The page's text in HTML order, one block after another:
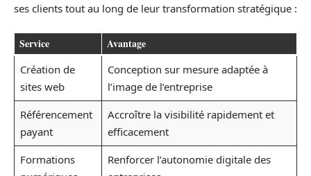
ses clients tout au long de leur transformation stratégique :
Service Avantage
Création de
sites web
Conception sur mesure adaptée à
l’image de l’entreprise
Référencement
payant
Accroître la visibilité rapidement et
efficacement
Formations
Renforcer l’autonomie digitale des